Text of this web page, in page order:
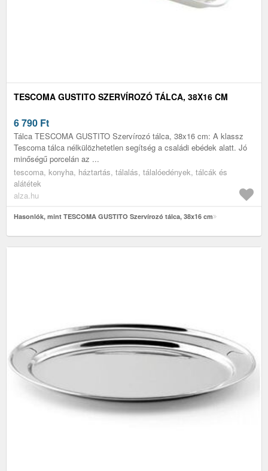
TESCOMA GUSTITO SZERVÍROZÓ TÁLCA, 38X16 CM
6 790 Ft
Tálca TESCOMA GUSTITO Szervírozó tálca, 38x16 cm: A klassz
Tescoma tálca nélkülözhetetlen segítség a családi ebédek alatt. Jó
minőségű porcelán az ...
tescoma, konyha, háztartás, tálalás, tálalóedények, tálcák és
alátétek
alza.hu
Hasonlók, mint TESCOMA GUSTITO Szervírozó tálca, 38x16 cm